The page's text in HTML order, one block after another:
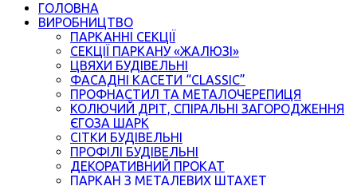
ГОЛОВНА
ВИРОБНИЦТВО
ПАРКАННІ СЕКЦІЇ
СЕКЦІЇ ПАРКАНУ «ЖАЛЮЗІ»
ЦВЯХИ БУДІВЕЛЬНІ
ФАСАДНІ КАСЕТИ “CLASSIC”
ПРОФНАСТИЛ ТА МЕТАЛОЧЕРЕПИЦЯ
КОЛЮЧИЙ ДРІТ, СПІРАЛЬНІ ЗАГОРОДЖЕННЯ
ЄГОЗА ШАРК
СІТКИ БУДІВЕЛЬНІ
ПРОФІЛІ БУДІВЕЛЬНІ
ДЕКОРАТИВНИЙ ПРОКАТ
ПАРКАН З МЕТАЛЕВИХ ШТАХЕТ